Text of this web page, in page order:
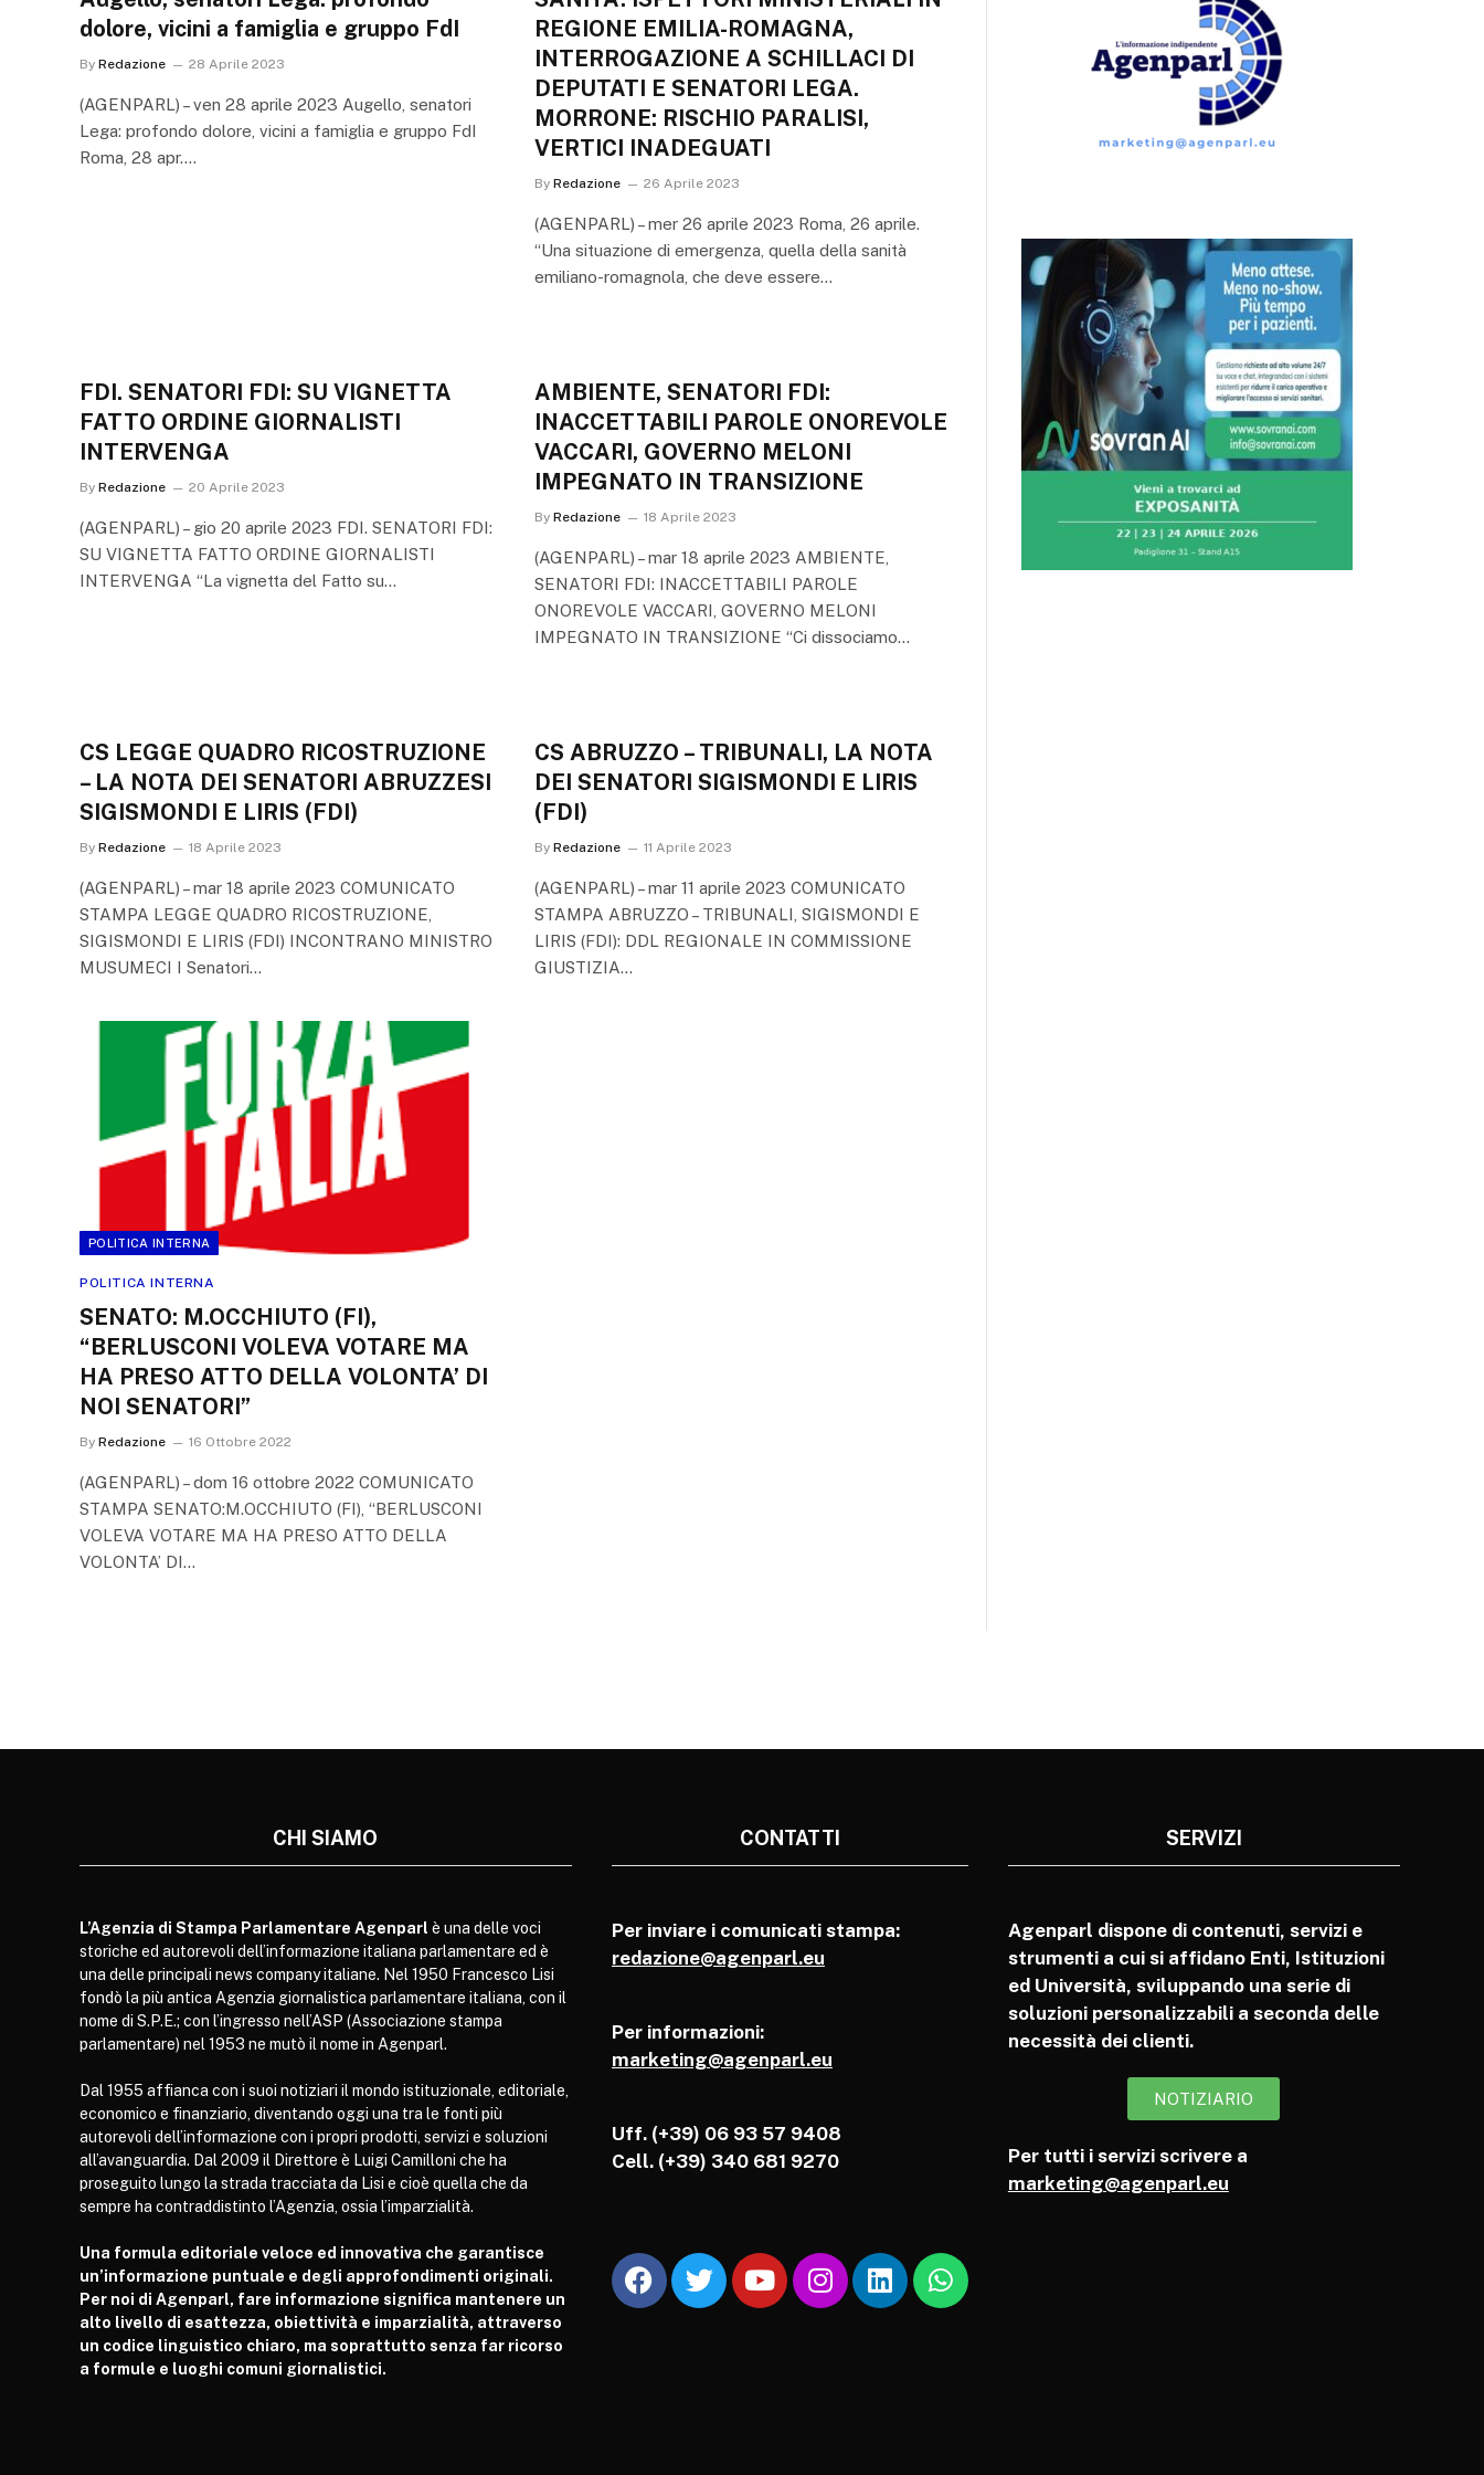
dolore, vicini a famiglia e gruppo FdI
By Redazione 28 Aprile 2023
(AGENPARL) – ven 28 aprile 2023 Augello, senatori
Lega: profondo dolore, vicini a famiglia e gruppo FdI
Roma, 28 apr.…
REGIONE EMILIA-ROMAGNA,
INTERROGAZIONE A SCHILLACI DI
DEPUTATI E SENATORI LEGA.
MORRONE: RISCHIO PARALISI,
VERTICI INADEGUATI
By Redazione 26 Aprile 2023
(AGENPARL) – mer 26 aprile 2023 Roma, 26 aprile.
“Una situazione di emergenza, quella della sanità
emiliano-romagnola, che deve essere…
FDI. SENATORI FDI: SU VIGNETTA
FATTO ORDINE GIORNALISTI
INTERVENGA
By Redazione 20 Aprile 2023
(AGENPARL) – gio 20 aprile 2023 FDI. SENATORI FDI:
SU VIGNETTA FATTO ORDINE GIORNALISTI
INTERVENGA “La vignetta del Fatto su…
AMBIENTE, SENATORI FDI:
INACCETTABILI PAROLE ONOREVOLE
VACCARI, GOVERNO MELONI
IMPEGNATO IN TRANSIZIONE
By Redazione 18 Aprile 2023
(AGENPARL) – mar 18 aprile 2023 AMBIENTE,
SENATORI FDI: INACCETTABILI PAROLE
ONOREVOLE VACCARI, GOVERNO MELONI
IMPEGNATO IN TRANSIZIONE “Ci dissociamo…
CS LEGGE QUADRO RICOSTRUZIONE
– LA NOTA DEI SENATORI ABRUZZESI
SIGISMONDI E LIRIS (FDI)
By Redazione 18 Aprile 2023
(AGENPARL) – mar 18 aprile 2023 COMUNICATO
STAMPA LEGGE QUADRO RICOSTRUZIONE,
SIGISMONDI E LIRIS (FDI) INCONTRANO MINISTRO
MUSUMECI I Senatori…
CS ABRUZZO – TRIBUNALI, LA NOTA
DEI SENATORI SIGISMONDI E LIRIS
(FDI)
By Redazione 11 Aprile 2023
(AGENPARL) – mar 11 aprile 2023 COMUNICATO
STAMPA ABRUZZO – TRIBUNALI, SIGISMONDI E
LIRIS (FDI): DDL REGIONALE IN COMMISSIONE
GIUSTIZIA…
POLITICA INTERNA
POLITICA INTERNA
SENATO: M.OCCHIUTO (FI),
“BERLUSCONI VOLEVA VOTARE MA
HA PRESO ATTO DELLA VOLONTA’ DI
NOI SENATORI”
By Redazione 16 Ottobre 2022
(AGENPARL) – dom 16 ottobre 2022 COMUNICATO
STAMPA SENATO:M.OCCHIUTO (FI), “BERLUSCONI
VOLEVA VOTARE MA HA PRESO ATTO DELLA
VOLONTA’ DI…
CHI SIAMO
L’Agenzia di Stampa Parlamentare Agenparl è una delle voci
storiche ed autorevoli dell’informazione italiana parlamentare ed è
una delle principali news company italiane. Nel 1950 Francesco Lisi
fondò la più antica Agenzia giornalistica parlamentare italiana, con il
nome di S.P.E.; con l’ingresso nell’ASP (Associazione stampa
parlamentare) nel 1953 ne mutò il nome in Agenparl.
Dal 1955 affianca con i suoi notiziari il mondo istituzionale, editoriale,
economico e finanziario, diventando oggi una tra le fonti più
autorevoli dell’informazione con i propri prodotti, servizi e soluzioni
all’avanguardia. Dal 2009 il Direttore è Luigi Camilloni che ha
proseguito lungo la strada tracciata da Lisi e cioè quella che da
sempre ha contraddistinto l’Agenzia, ossia l’imparzialità.
Una formula editoriale veloce ed innovativa che garantisce
un’informazione puntuale e degli approfondimenti originali.
Per noi di Agenparl, fare informazione significa mantenere un
alto livello di esattezza, obiettività e imparzialità, attraverso
un codice linguistico chiaro, ma soprattutto senza far ricorso
a formule e luoghi comuni giornalistici.
CONTATTI
Per inviare i comunicati stampa:
redazione@agenparl.eu
Per informazioni:
marketing@agenparl.eu
Uff. (+39) 06 93 57 9408
Cell. (+39) 340 681 9270
SERVIZI
Agenparl dispone di contenuti, servizi e
strumenti a cui si affidano Enti, Istituzioni
ed Università, sviluppando una serie di
soluzioni personalizzabili a seconda delle
necessità dei clienti.
NOTIZIARIO
Per tutti i servizi scrivere a
marketing@agenparl.eu